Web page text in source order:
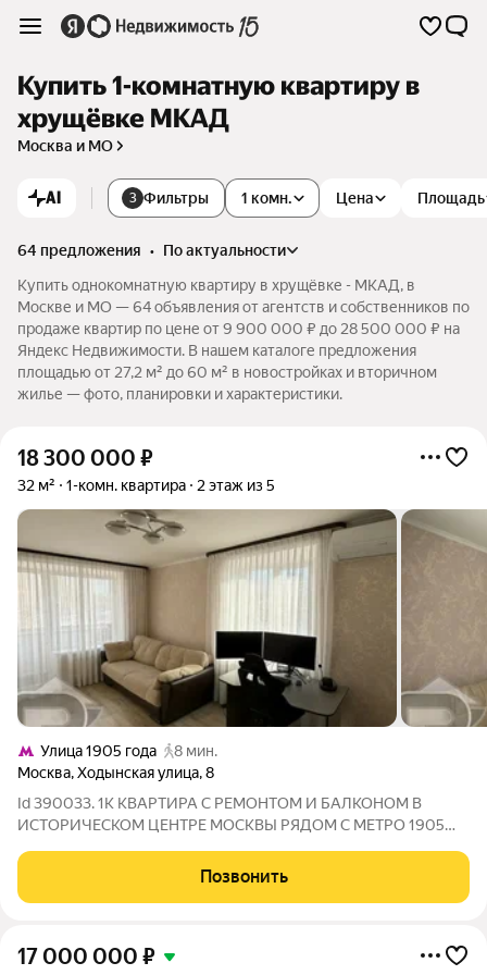
Купить 1-комнатную квартиру в
хрущёвке МКАД
Москва и МО
AI 3 Фильтры 1 комн. Цена Площадь
64 предложения •
по актуальности
Купить однокомнатную квартиру в хрущёвке - МКАД, в
Москве и МО — 64 объявления от агентств и собственников по
продаже квартир по цене от 9 900 000 ₽ до 28 500 000 ₽ на
Яндекс Недвижимости. В нашем каталоге предложения
площадью от 27,2 м² до 60 м² в новостройках и вторичном
жилье — фото, планировки и характеристики.
18 300 000 ₽
32 м² 1-комн. квартира 2 этаж из 5
Улица 1905 года
8 мин.
Москва,Ходынская улица,8
Id 390033. 1К КВАРТИРА С РЕМОНТОМ И БАЛКОНОМ В
ИСТОРИЧЕСКОМ ЦЕНТРЕ МОСКВЫ РЯДОМ С МЕТРО 1905
комната - с 2 окнами и балконом, светлая и просторная. Есть
кондиционер. Балкон застеклен выходит во
Позвонить
17 000 000 ₽